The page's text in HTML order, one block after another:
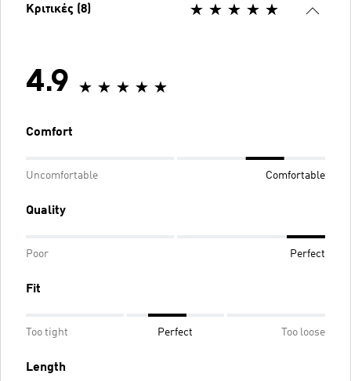
Κριτικές (8)
4.9
Comfort
Uncomfortable Comfortable
Quality
Poor Perfect
Fit
Too tight Perfect Too loose
Length